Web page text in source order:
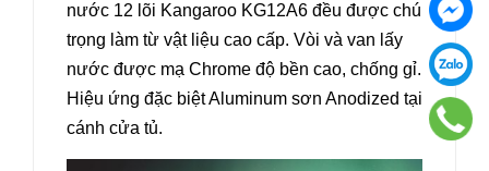
nước 12 lõi Kangaroo KG12A6 đều được chú
trọng làm từ vật liệu cao cấp. Vòi và van lấy
nước được mạ Chrome độ bền cao, chống gỉ.
Hiệu ứng đặc biệt Aluminum sơn Anodized tại
cánh cửa tủ.